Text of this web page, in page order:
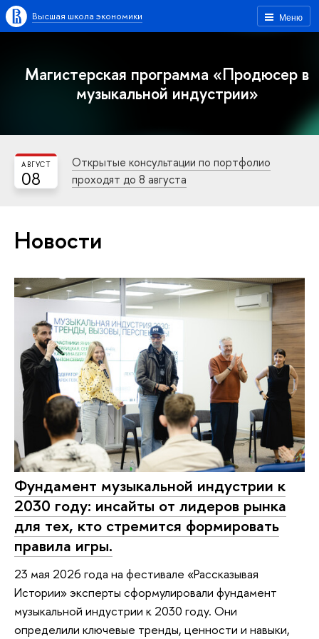
Меню
Высшая школа экономики
Магистерская программа «Продюсер в
музыкальной индустрии»
08
АВГУСТ
Открытые консультации по портфолио
проходят до 8 августа
Новости
Фундамент музыкальной индустрии к
2030 году: инсайты от лидеров рынка
для тех, кто стремится формировать
правила игры.
23 мая 2026 года на фестивале «Рассказывая
Истории» эксперты сформулировали фундамент
музыкальной индустрии к 2030 году. Они
определили ключевые тренды, ценности и навыки,